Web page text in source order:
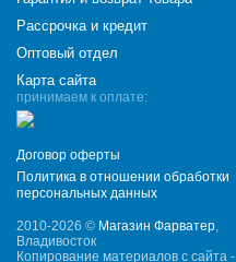
принимаем к оплате:
Договор оферты
Политика в отношении обработки
персональных данных
2010-2026 © Магазин Фарватер,
Владивосток
Копирование материалов с сайта -
Рассрочка и кредит
Оптовый отдел
Карта сайта